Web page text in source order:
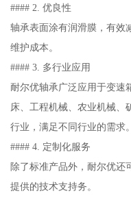
#### 2. 优良性
轴承表面涂有润滑膜，有效
维护成本。
#### 3. 多行业应用
耐尔优轴承广泛应用于变速
床、工程机械、农业机械、
行业，满足不同行业的需求。
#### 4. 定制化服务
除了标准产品外，耐尔优还
提供的技术支持务。